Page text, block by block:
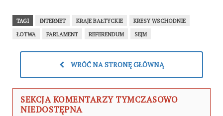
TAGI INTERNET KRAJE BAŁTYCKIE
KRESY WSCHODNIE
ŁOTWA
PARLAMENT REFERENDUM SEJM
WRÓĆ NA STRONĘ GŁÓWNĄ
SEKCJA KOMENTARZY TYMCZASOWO
NIEDOSTĘPNA